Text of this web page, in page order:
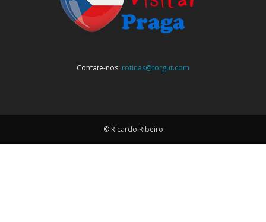
Contate-nos: rotinas@torgut.com
© Ricardo Ribeiro